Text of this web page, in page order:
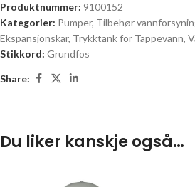
Produktnummer: 9100152
Kategorier: Pumper, Tilbehør
Ekspansjonskar, Trykktank for Tappevann,
Stikkord: Grundfos
Share:
Du liker kanskje også…